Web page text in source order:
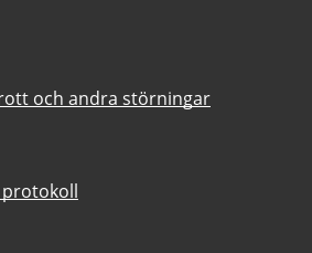
och andra störningar